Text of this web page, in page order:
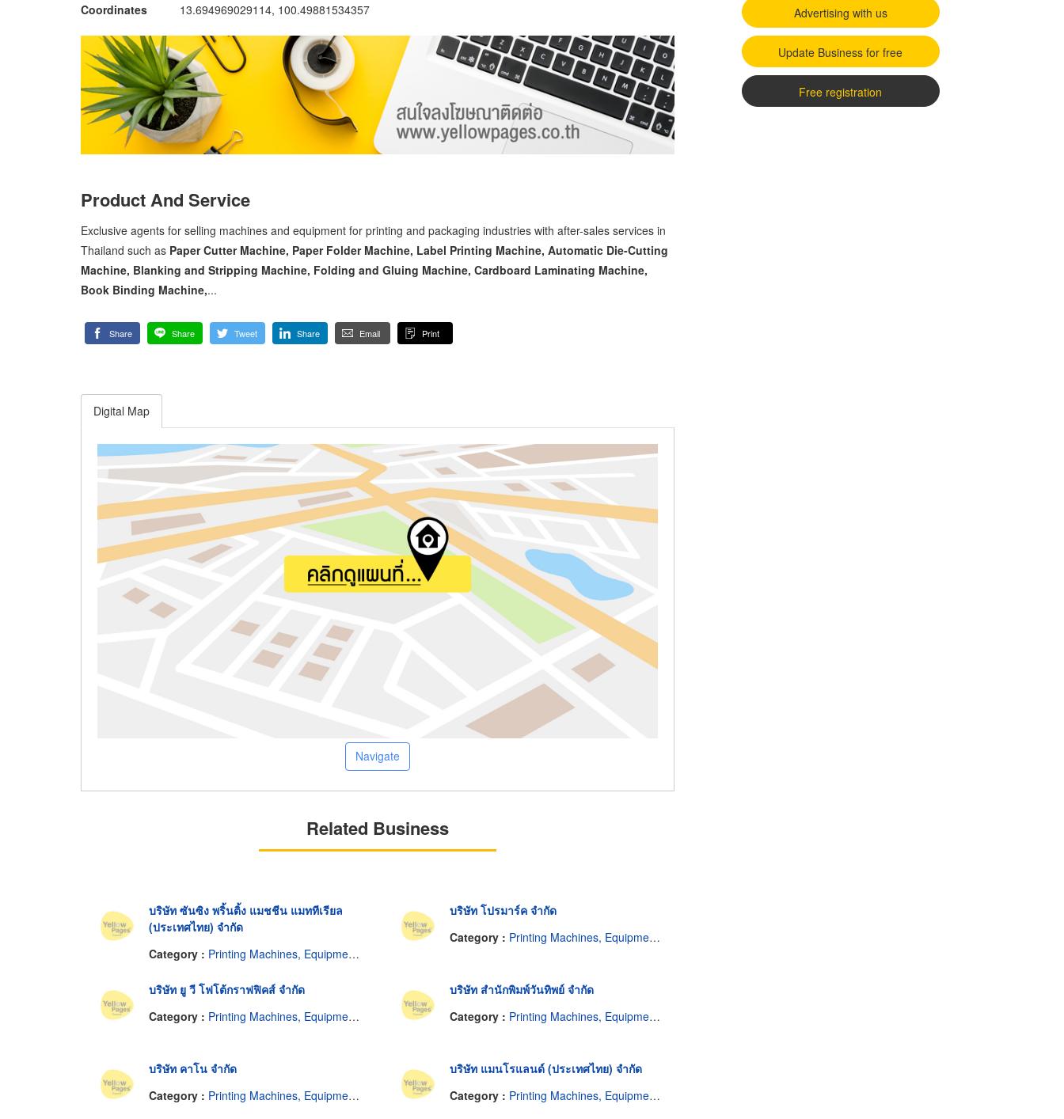
Coordinates 13.694969029114, 100.49881534357
Product And Service
Exclusive agents for selling machines and equipment for printing and packaging industries with after-sales services in
Thailand such as Paper Cutter Machine, Paper Folder Machine, Label Printing Machine, Automatic Die-Cutting
Machine, Blanking and Stripping Machine, Folding and Gluing Machine, Cardboard Laminating Machine,
Book Binding Machine,...
Share Share Tweet Share Email Print
Digital Map
Navigate
Related Business
บริษัท ซันซิง พริ้นติ้ง แมชชีน แมททีเรียล
(ประเทศไทย) จำกัด
Category : Printing Machines, Equipment and Supplies
บริษัท โปรมาร์ค จำกัด
Category : Printing Machines, Equipment and Supplies
บริษัท ยู วี โฟโต้กราฟฟิคส์ จำกัด
Category : Printing Machines, Equipment and Supplies
บริษัท สำนักพิมพ์วันทิพย์ จำกัด
Category : Printing Machines, Equipment and Supplies
บริษัท คาโน จำกัด
Category : Printing Machines, Equipment and Supplies
บริษัท แมนโรแลนด์ (ประเทศไทย) จำกัด
Category : Printing Machines, Equipment and Supplies
Advertising with us
Update Business for free
Free registration